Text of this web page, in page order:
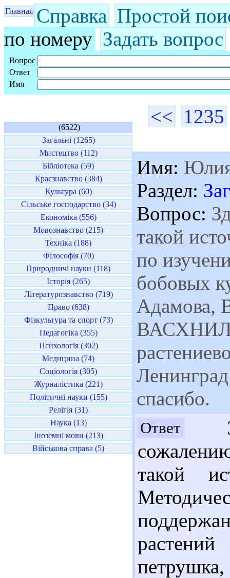
Главная Справка Простой
по номеру Задать вопрос
Вопрос
Ответ
Имя
(6522)
Загальні (1265)
Мистецтво (112)
Бібліотека (59)
Краєзнавство (384)
Культура (60)
Сільське господарство (34)
Економіка (556)
Мовознавство (215)
Техніка (188)
Філософія (70)
Природничі науки (118)
Історія (265)
Літературознавство (719)
Право (638)
Фізкультура та спорт (73)
Педагогіка (355)
Психологія (302)
Медицина (74)
Соціологія (305)
Журналістика (221)
Політичні науки (155)
Релігія (31)
Наука (13)
Іноземні мови (213)
Військова справа (5)
<< 1235
Имя:
Раздел:
Вопрос:
такой
по
бобовых
Адамова,
ВАСХНИЛ,
спасибо.
Ответ
такой